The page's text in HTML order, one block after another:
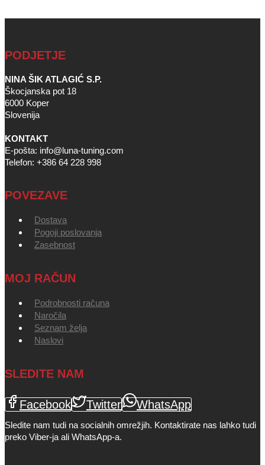
PODJETJE
NINA ŠIK ATLAGIĆ S.P.
Škocjanska pot 18
6000 Koper
Slovenija
KONTAKT
E-pošta: info@luna-tuning.com
Telefon: +386 64 228 998
POVEZAVE
Dostava
Pogoji poslovanja
Zasebnost
MOJ RAČUN
Podrobnosti računa
Naročila
Seznam želja
Naslovi
SLEDITE NAM
Facebook Twitter WhatsApp
Sledite nam tudi na socialnih omrežjih. Kontaktirate nas lahko tudi
preko Viber-ja ali WhatsApp-a.